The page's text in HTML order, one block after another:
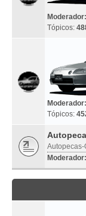
Moderador:
Tópicos:
Moderador:
Tópicos:
Autopecas-
Moderador: